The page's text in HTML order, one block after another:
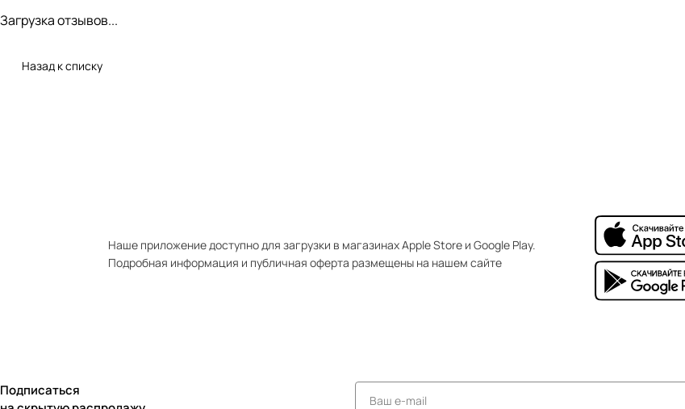
Загрузка отзывов...
Назад к списку
Наше приложение доступно для загрузки в магазинах Apple Store и Google Play.
Подробная информация и публичная оферта размещены на нашем сайте
Подписаться